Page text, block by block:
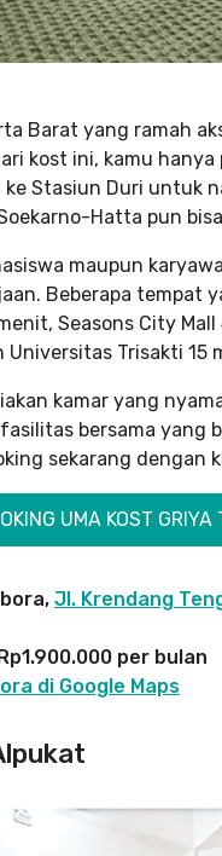
Barat yang ramah
kost ini, kamu
Stasiun Duri untuk
Hatta pun
maupun
Beberapa tempat
Seasons City
Universitas Trisakti 15
kamar yang
bersama yang
sekarang dengan
UMA KOST GRIYA
Jl. Krendang
per bulan
di Google Maps